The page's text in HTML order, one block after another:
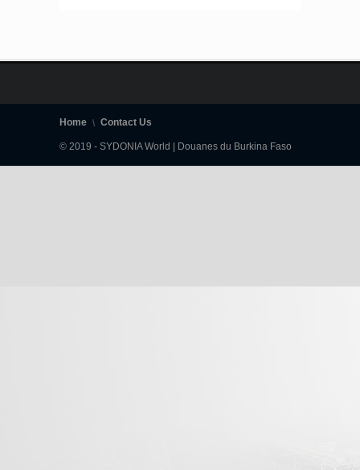
Home Contact Us
© 2019 - SYDONIA World | Douanes du Burkina Faso